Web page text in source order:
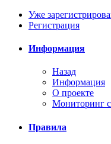
Уже
Регистрация
Информация
Назад
Информация
О проекте
Мониторинг
Правила